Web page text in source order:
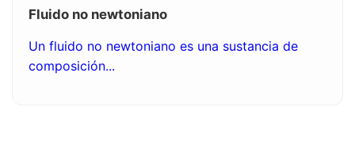
Fluido no newtoniano
Un fluido no newtoniano es una sustancia de
composición...